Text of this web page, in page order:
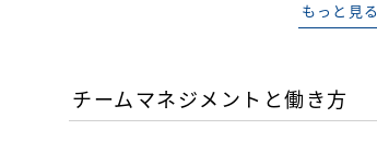
もっと見る
チームマネジメントと働き方